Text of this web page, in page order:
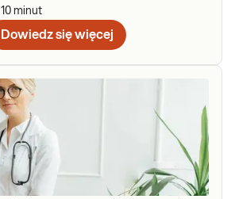
10 minut
Dowiedz się więcej